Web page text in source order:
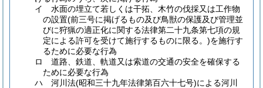
イ 水面の埋立て若しくは干拓、木竹の伐採又は工作物
の設置(前三号に掲げるもの及び鳥獣の保護及び管理並
びに狩猟の適正化に関する法律第二十九条第七項の規
定による許可を受けて施行するものに限る。)を施行す
るために必要な行為
ロ 道路、鉄道、軌道又は索道の交通の安全を確保する
ために必要な行為
ハ 河川法(昭和三十九年法律第百六十七号)による河川